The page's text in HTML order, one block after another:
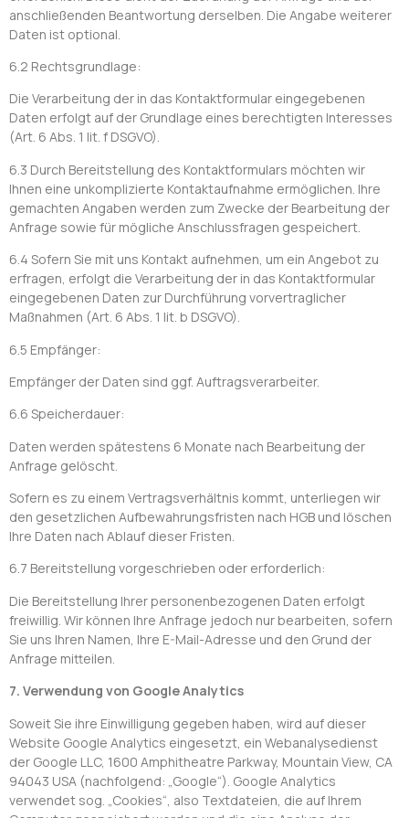
anschließenden Beantwortung derselben. Die Angabe weiterer
Daten ist optional.
6.2 Rechtsgrundlage:
Die Verarbeitung der in das Kontaktformular eingegebenen
Daten erfolgt auf der Grundlage eines berechtigten Interesses
(Art. 6 Abs. 1 lit. f DSGVO).
6.3 Durch Bereitstellung des Kontaktformulars möchten wir
Ihnen eine unkomplizierte Kontaktaufnahme ermöglichen. Ihre
gemachten Angaben werden zum Zwecke der Bearbeitung der
Anfrage sowie für mögliche Anschlussfragen gespeichert.
6.4 Sofern Sie mit uns Kontakt aufnehmen, um ein Angebot zu
erfragen, erfolgt die Verarbeitung der in das Kontaktformular
eingegebenen Daten zur Durchführung vorvertraglicher
Maßnahmen (Art. 6 Abs. 1 lit. b DSGVO).
6.5 Empfänger:
Empfänger der Daten sind ggf. Auftragsverarbeiter.
6.6 Speicherdauer:
Daten werden spätestens 6 Monate nach Bearbeitung der
Anfrage gelöscht.
Sofern es zu einem Vertragsverhältnis kommt, unterliegen wir
den gesetzlichen Aufbewahrungsfristen nach HGB und löschen
Ihre Daten nach Ablauf dieser Fristen.
6.7 Bereitstellung vorgeschrieben oder erforderlich:
Die Bereitstellung Ihrer personenbezogenen Daten erfolgt
freiwillig. Wir können Ihre Anfrage jedoch nur bearbeiten, sofern
Sie uns Ihren Namen, Ihre E-Mail-Adresse und den Grund der
Anfrage mitteilen.
7. Verwendung von Google Analytics
Soweit Sie ihre Einwilligung gegeben haben, wird auf dieser
Website Google Analytics eingesetzt, ein Webanalysedienst
der Google LLC, 1600 Amphitheatre Parkway, Mountain View, CA
94043 USA (nachfolgend: „Google“). Google Analytics
verwendet sog. „Cookies“, also Textdateien, die auf Ihrem